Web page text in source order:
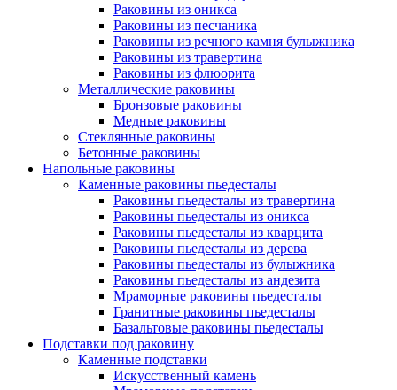
Раковины из оникса
Раковины из песчаника
Раковины из речного камня булыжника
Раковины из травертина
Раковины из флюорита
Металлические раковины
Бронзовые раковины
Медные раковины
Стеклянные раковины
Бетонные раковины
Напольные раковины
Каменные раковины пьедесталы
Раковины пьедесталы из травертина
Раковины пьедесталы из оникса
Раковины пьедесталы из кварцита
Раковины пьедесталы из дерева
Раковины пьедесталы из булыжника
Раковины пьедесталы из андезита
Мраморные раковины пьедесталы
Гранитные раковины пьедесталы
Базальтовые раковины пьедесталы
Подставки под раковину
Каменные подставки
Искусственный камень